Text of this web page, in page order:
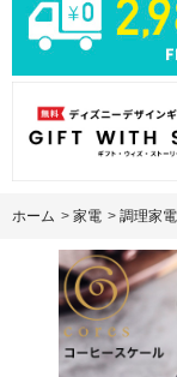
ホーム > 家電 > 調理家電